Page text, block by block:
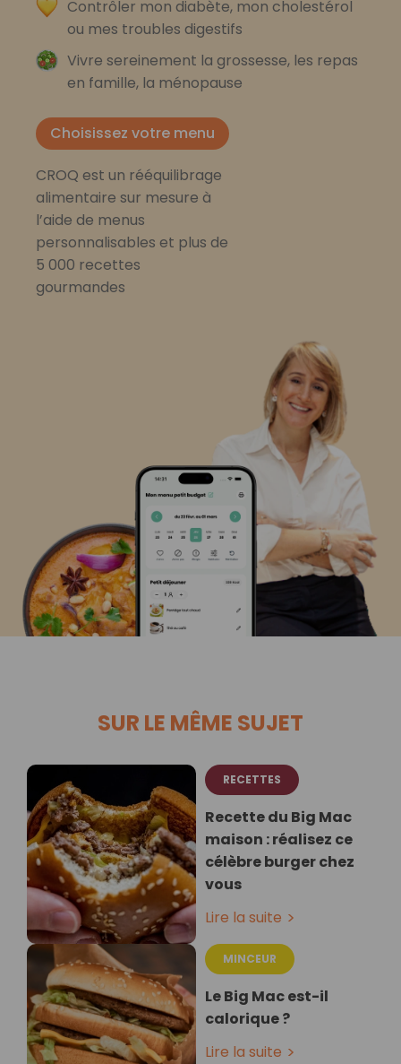
Contrôler mon diabète, mon cholestérol
ou mes troubles digestifs
Vivre sereinement la grossesse, les repas
en famille, la ménopause
Choisissez votre menu
CROQ est un rééquilibrage
alimentaire sur mesure à
l’aide de menus
personnalisables et plus de
5 000 recettes
gourmandes
SUR LE MÊME SUJET
RECETTES
Recette du Big Mac
maison : réalisez ce
célèbre burger chez
vous
Lire la suite
MINCEUR
Le Big Mac est-il
calorique ?
Lire la suite